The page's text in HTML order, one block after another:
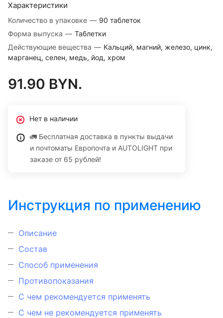
Характеристики
Количество в упаковке — 90 таблеток
Форма выпуска — Таблетки
Действующие вещества — Кальций, магний, железо, цинк,
марганец, селен, медь, йод, хром
91.90 BYN.
Нет в наличии
🚛 Бесплатная доставка в пункты выдачи
и почтоматы Европочта и AUTOLIGHT при
заказе от 65 рублей!
Инструкция по применению
Описание
Состав
Способ применения
Противопоказания
С чем рекомендуется применять
С чем не рекомендуется применять